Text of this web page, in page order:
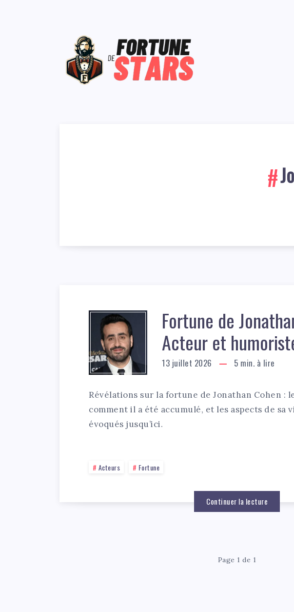
Fortune de
Acteur et
13 juillet 2026 5 min. à lire
Révélations sur la fortune de Jonathan Cohen :
comment il a été accumulé, et les aspects de sa
évoqués jusqu’ici.
Acteurs Fortune
Continuer la lecture
Page 1 de 1